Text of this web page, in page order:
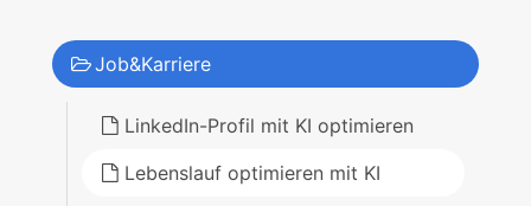
Job&Karriere
LinkedIn-Profil mit KI optimieren
Lebenslauf optimieren mit KI